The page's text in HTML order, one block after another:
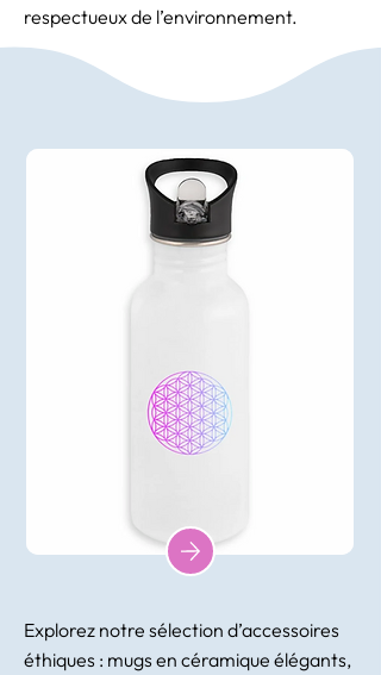
respectueux de l’environnement.
Explorez notre sélection d’accessoires
éthiques : mugs en céramique élégants,